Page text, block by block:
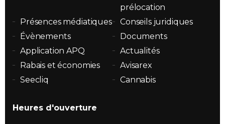
prélocation
Présences médiatiques
Conseils juridiques
Évènements
Documents
Application APQ
Actualités
Rabais et économies
Avisarex
Seecliq
Cannabis
Heures d'ouverture